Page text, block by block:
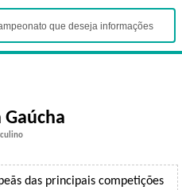
Gaúcha
das principais competições